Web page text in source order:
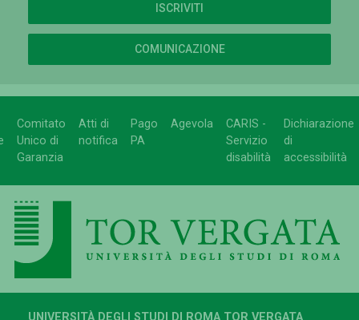
ISCRIVITI
COMUNICAZIONE
Comitato
Unico di
Garanzia
Atti di
notifica
Pago
PA
Agevola
CARIS -
Servizio
disabilità
Dichiarazione
di
accessibilità